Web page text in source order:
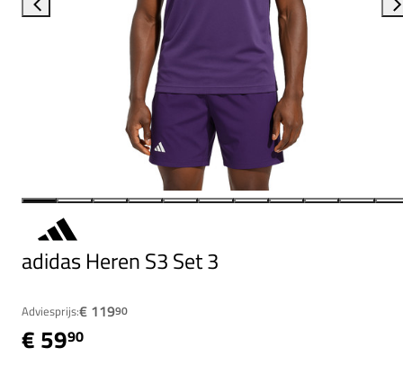
adidas Heren S3 Set 3
Adviesprijs:€ 11990
€ 5990